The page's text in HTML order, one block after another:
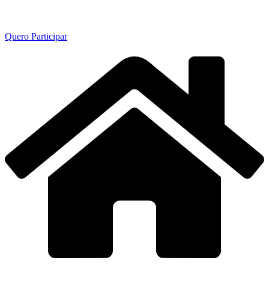
Quero Participar